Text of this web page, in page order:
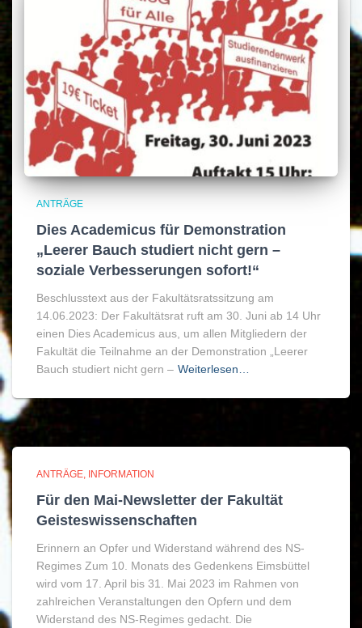
ANTRÄGE
Dies Academicus für Demonstration
„Leerer Bauch studiert nicht gern –
soziale Verbesserungen sofort!“
Beschlusstext aus der Fakultätsratssitzung am
14.06.2023: Der Fakultätsrat ruft am 30. Juni ab 14 Uhr
einen Dies Academicus aus, um allen Mitgliedern der
Fakultät die Teilnahme an der Demonstration „Leerer
Bauch studiert nicht gern – Weiterlesen…
ANTRÄGE INFORMATION
Für den Mai-Newsletter der Fakultät
Geisteswissenschaften
Erinnern an Opfer und Widerstand während des NS-
Regimes Zum 10. Monats des Gedenkens Eimsbüttel
wird vom 17. April bis 31. Mai 2023 im Rahmen von
zahlreichen Veranstaltungen den Opfern und dem
Widerstand des NS-Regimes gedacht. Die